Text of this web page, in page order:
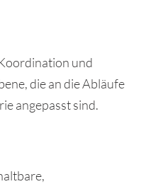
und
die an die Abläufe
angepasst sind.